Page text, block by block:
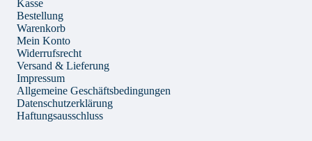
Kasse
Bestellung
Warenkorb
Mein Konto
Widerrufsrecht
Versand & Lieferung
Impressum
Allgemeine Geschäftsbedingungen
Datenschutzerklärung
Haftungsausschluss